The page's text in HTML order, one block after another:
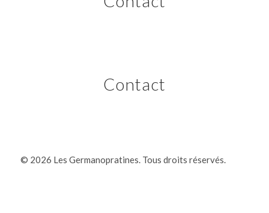
Contact
© 2026 Les Germanopratines. Tous droits réservés.